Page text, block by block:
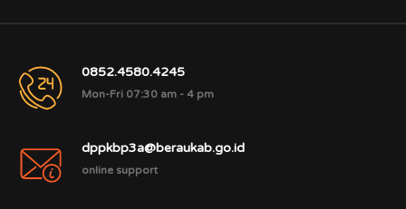
0852.4580.4245
Mon-Fri 07:30 am - 4 pm
dppkbp3a@beraukab.go.id
online support